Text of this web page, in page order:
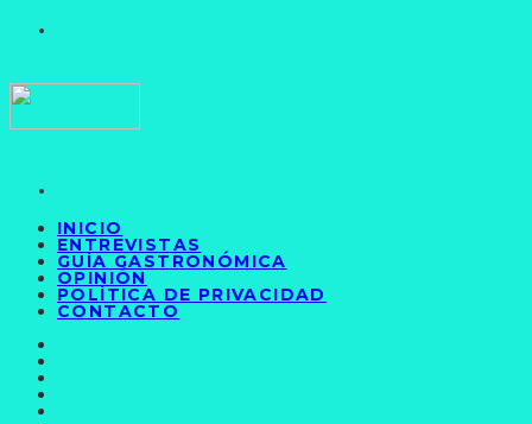
INICIO
ENTREVISTAS
GUÍA GASTRONÓMICA
OPINIÓN
POLÍTICA DE PRIVACIDAD
CONTACTO